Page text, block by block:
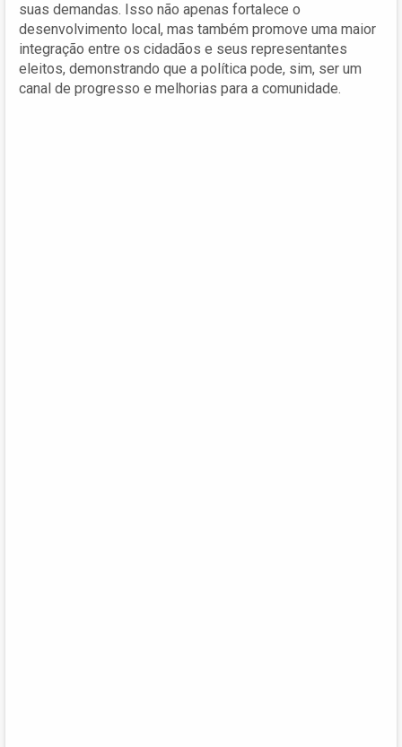
suas demandas. Isso não apenas fortalece o
desenvolvimento local, mas também promove uma maior
integração entre os cidadãos e seus representantes
eleitos, demonstrando que a política pode, sim, ser um
canal de progresso e melhorias para a comunidade.